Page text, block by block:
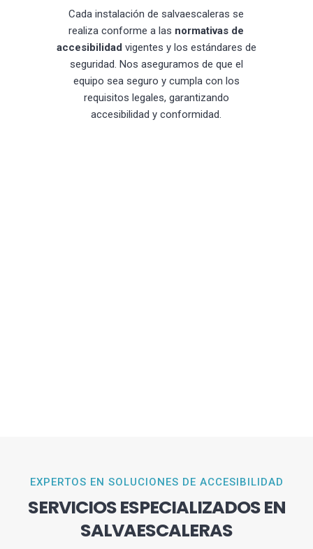
Cada instalación de salvaescaleras se
realiza conforme a las normativas de
accesibilidad vigentes y los estándares de
seguridad. Nos aseguramos de que el
equipo sea seguro y cumpla con los
requisitos legales, garantizando
accesibilidad y conformidad.
EXPERTOS EN SOLUCIONES DE ACCESIBILIDAD
SERVICIOS ESPECIALIZADOS EN
SALVAESCALERAS